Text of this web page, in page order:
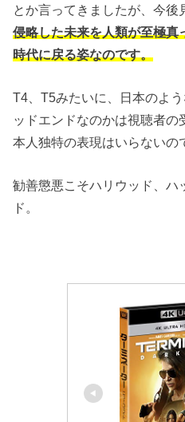
とか言ってきましたが、今後
侵略した未来を人類が至極真
時代に戻る姿なのです。
T4、T5みたいに、日本のよ
ッドエンドなのかは視聴者の
本人独特の表現はいらないの
勧善懲悪こそハリウッド、ハ
ド。